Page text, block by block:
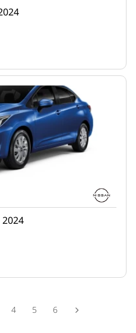
4 5 6